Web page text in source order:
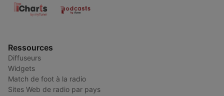
Ressources
Diffuseurs
Widgets
Match de foot à la radio
Sites Web de radio par pays